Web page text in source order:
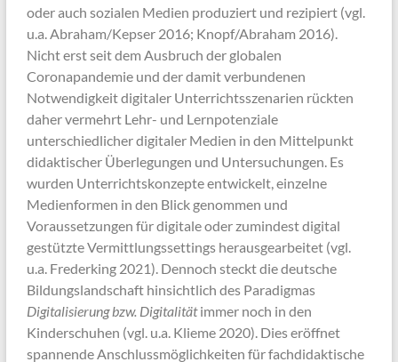
oder auch sozialen Medien produziert und rezipiert (vgl.
u.a. Abraham/Kepser 2016; Knopf/Abraham 2016).
Nicht erst seit dem Ausbruch der globalen
Coronapandemie und der damit verbundenen
Notwendigkeit digitaler Unterrichtsszenarien rückten
daher vermehrt Lehr- und Lernpotenziale
unterschiedlicher digitaler Medien in den Mittelpunkt
didaktischer Überlegungen und Untersuchungen. Es
wurden Unterrichtskonzepte entwickelt, einzelne
Medienformen in den Blick genommen und
Voraussetzungen für digitale oder zumindest digital
gestützte Vermittlungssettings herausgearbeitet (vgl.
u.a. Frederking 2021). Dennoch steckt die deutsche
Bildungslandschaft hinsichtlich des Paradigmas
Digitalisierung bzw. Digitalitätimmer noch in den
Kinderschuhen (vgl. u.a. Klieme 2020). Dies eröffnet
spannende Anschlussmöglichkeiten für fachdidaktische